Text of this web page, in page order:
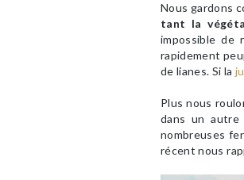
Nous gardons
tant la
impossible de
rapidement
de lianes. Si la
Plus nous
dans un autre
nombreuses
récent nous